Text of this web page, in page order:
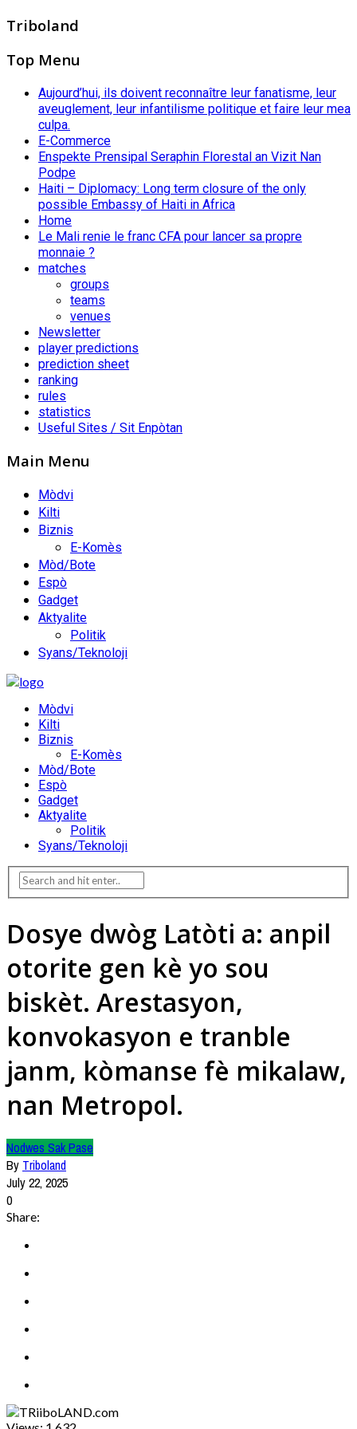
Triboland
Top Menu
Aujourd’hui, ils doivent reconnaître leur fanatisme, leur
aveuglement, leur infantilisme politique et faire leur mea
culpa.
E-Commerce
Enspekte Prensipal Seraphin Florestal an Vizit Nan
Podpe
Haiti – Diplomacy: Long term closure of the only
possible Embassy of Haiti in Africa
Home
Le Mali renie le franc CFA pour lancer sa propre
monnaie ?
matches
groups
teams
venues
Newsletter
player predictions
prediction sheet
ranking
rules
statistics
Useful Sites / Sit Enpòtan
Main Menu
Mòdvi
Kilti
Biznis
E-Komès
Mòd/Bote
Espò
Gadget
Aktyalite
Politik
Syans/Teknoloji
Mòdvi
Kilti
Biznis
E-Komès
Mòd/Bote
Espò
Gadget
Aktyalite
Politik
Syans/Teknoloji
Dosye dwòg Latòti a: anpil
otorite gen kè yo sou
biskèt. Arestasyon,
konvokasyon e tranble
janm, kòmanse fè mikalaw,
nan Metropol.
Nodwes Sak Pase
By Triboland
July 22, 2025
0
Share: